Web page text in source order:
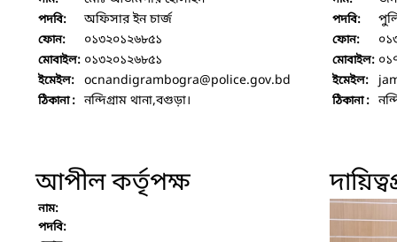
পদবি: অফিসার ইন চার্জ
ফোন: ০১৩২০১২৬৮৫১
মোবাইল: ০১৩২০১২৬৮৫১
ইমেইল: ocnandigrambogra@police.gov.bd
ঠিকানা : নন্দিগ্রাম থানা,বগুড়া।
পদবি:
ফোন:
মোবাইল:
ইমেইল:
ঠিকানা :
আপীল কর্তৃপক্ষ
নাম:
পদবি: